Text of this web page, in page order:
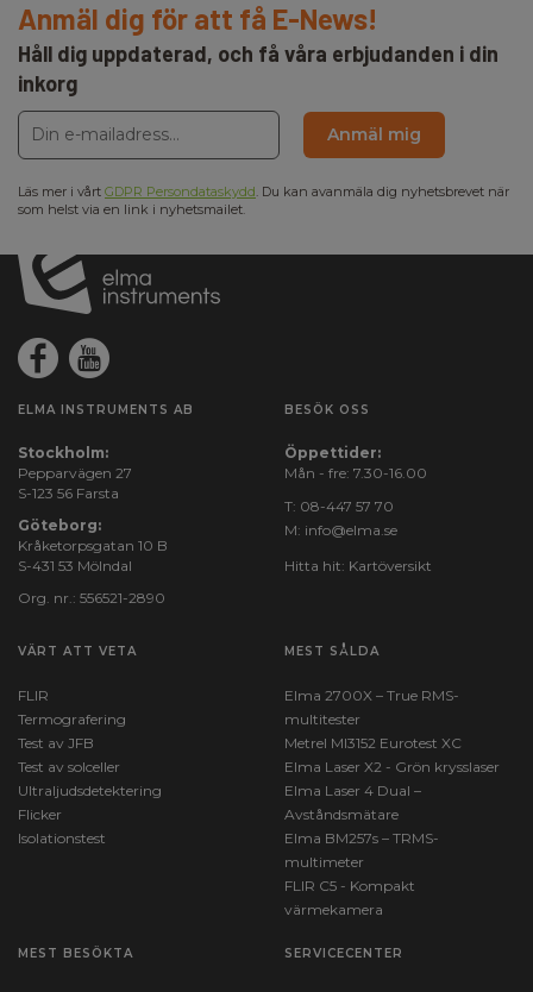
Anmäl dig för att få E-News!
Håll dig uppdaterad, och få våra erbjudanden i din
inkorg
Anmäl mig
Läs mer i vårt GDPR Persondataskydd. Du kan avanmäla dig nyhetsbrevet när
som helst via en link i nyhetsmailet.
ELMA INSTRUMENTS AB
Stockholm:
Pepparvägen 27
S-123 56 Farsta
Göteborg:
Kråketorpsgatan 10 B
S-431 53 Mölndal
Org. nr.: 556521-2890
BESÖK OSS
Öppettider:
Mån - fre: 7.30-16.00
T: 08-447 57 70
M: info@elma.se
Hitta hit: Kartöversikt
VÄRT ATT VETA
FLIR
Termografering
Test av JFB
Test av solceller
Ultraljudsdetektering
Flicker
Isolationstest
MEST SÅLDA
Elma 2700X – True RMS-
multitester
Metrel MI3152 Eurotest XC
Elma Laser X2 - Grön krysslaser
Elma Laser 4 Dual –
Avståndsmätare
Elma BM257s – TRMS-
multimeter
FLIR C5 - Kompakt
värmekamera
MEST BESÖKTA SERVICECENTER